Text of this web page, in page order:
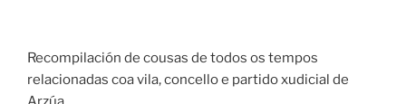
Recompilación de cousas de todos os tempos
relacionadas coa vila, concello e partido xudicial de